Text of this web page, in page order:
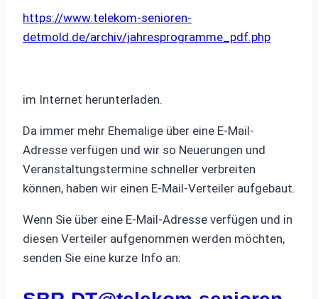
https://www.telekom-senioren-
detmold.de/archiv/jahresprogramme_pdf.php
im Internet herunterladen.
Da immer mehr Ehemalige über eine E-Mail-
Adresse verfügen und wir so Neuerungen und
Veranstaltungstermine schneller verbreiten
können, haben wir einen E-Mail-Verteiler aufgebaut.
Wenn Sie über eine E-Mail-Adresse verfügen und in
diesen Verteiler aufgenommen werden möchten,
senden Sie eine kurze Info an: